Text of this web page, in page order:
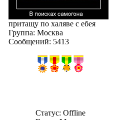
притащу по халяве с ебея
Группа: Москва
Сообщений: 5413
Статус: Offline